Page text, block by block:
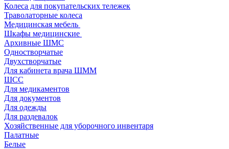
Колеса для покупательских тележек
Траволаторные колеса
Медицинская мебель
Шкафы медицинские
Архивные ШМС
Одностворчатые
Двухстворчатые
Для кабинета врача ШММ
ШСС
Для медикаментов
Для документов
Для одежды
Для раздевалок
Хозяйственные для уборочного инвентаря
Палатные
Белые